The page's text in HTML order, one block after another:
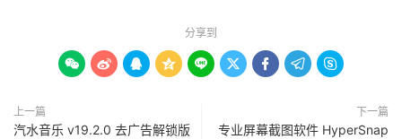
分享到
        
上一篇
汽水音乐 v19.2.0 去广告解锁版
下一篇
专业屏幕截图软件 HyperSnap